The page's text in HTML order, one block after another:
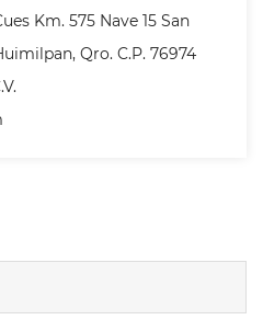
Km. 575 Nave 15 San
Qro. C.P. 76974